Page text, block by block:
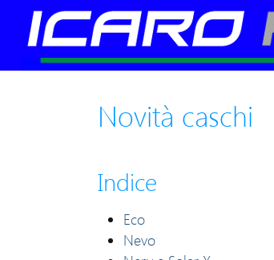
Novità caschi
Indice
Eco
Nevo